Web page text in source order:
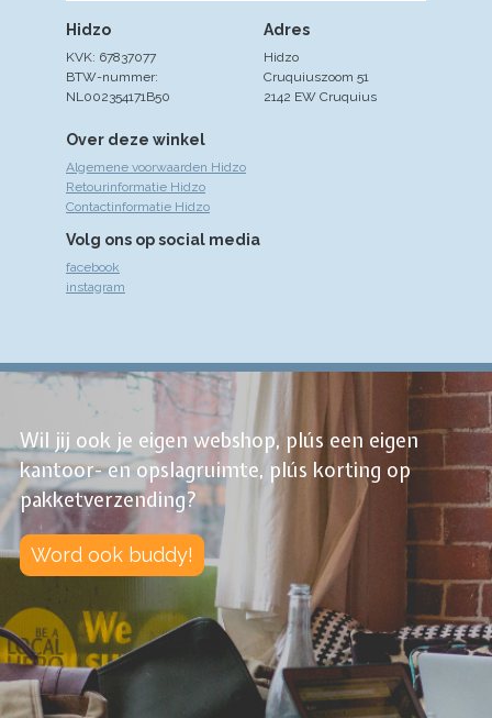
Over deze winkel
Algemene voorwaarden Hidzo
Retourinformatie Hidzo
Contactinformatie Hidzo
Volg ons op social media
facebook
instagram
Adres
Hidzo
Cruquiuszoom 51
2142 EW Cruquius
Hidzo
KVK: 67837077
BTW-nummer:
NL002354171B50
Wil jij ook je eigen webshop, plús een eigen
kantoor- en opslagruimte, plús korting op
pakketverzending?
Word ook buddy!